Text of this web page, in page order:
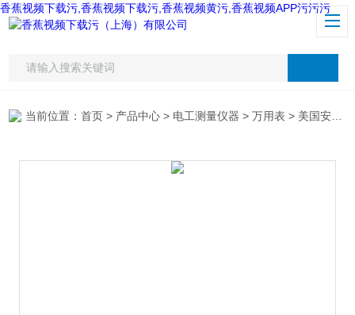
香蕉视频下载污,香蕉视频下载污,香蕉视频黄污,香蕉视频APP污污污
当前位置：首页 > 产品中心 > 电工测量仪器 >万用表 > 美国安捷伦手持式U1233A万用表